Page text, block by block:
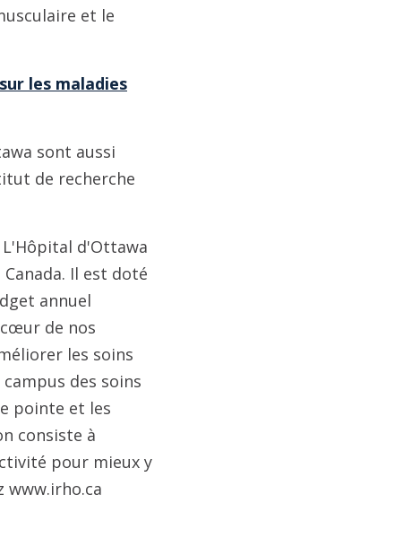
et le
les maladies
sont aussi
de recherche
L'Hôpital d'Ottawa
Il est doté
annuel
de nos
les soins
des soins
pointe et les
consiste à
pour mieux y
www.irho.ca